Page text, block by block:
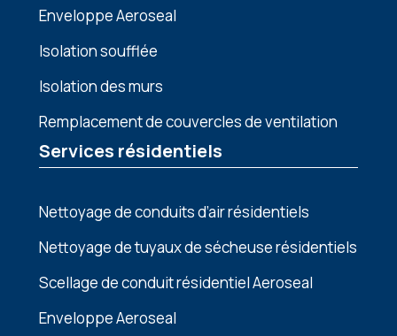
Enveloppe Aeroseal
Isolation soufflée
Isolation des murs
Remplacement de couvercles de ventilation
Services résidentiels
Nettoyage de conduits d’air résidentiels
Nettoyage de tuyaux de sécheuse résidentiels
Scellage de conduit résidentiel Aeroseal
Enveloppe Aeroseal